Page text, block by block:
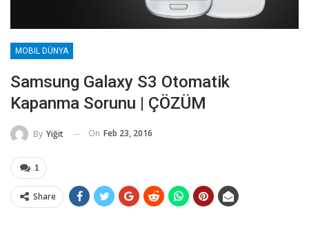
MOBIL DÜNYA
Samsung Galaxy S3 Otomatik
Kapanma Sorunu | ÇÖZÜM
By Yiğit On Feb 23, 2016
1
Share